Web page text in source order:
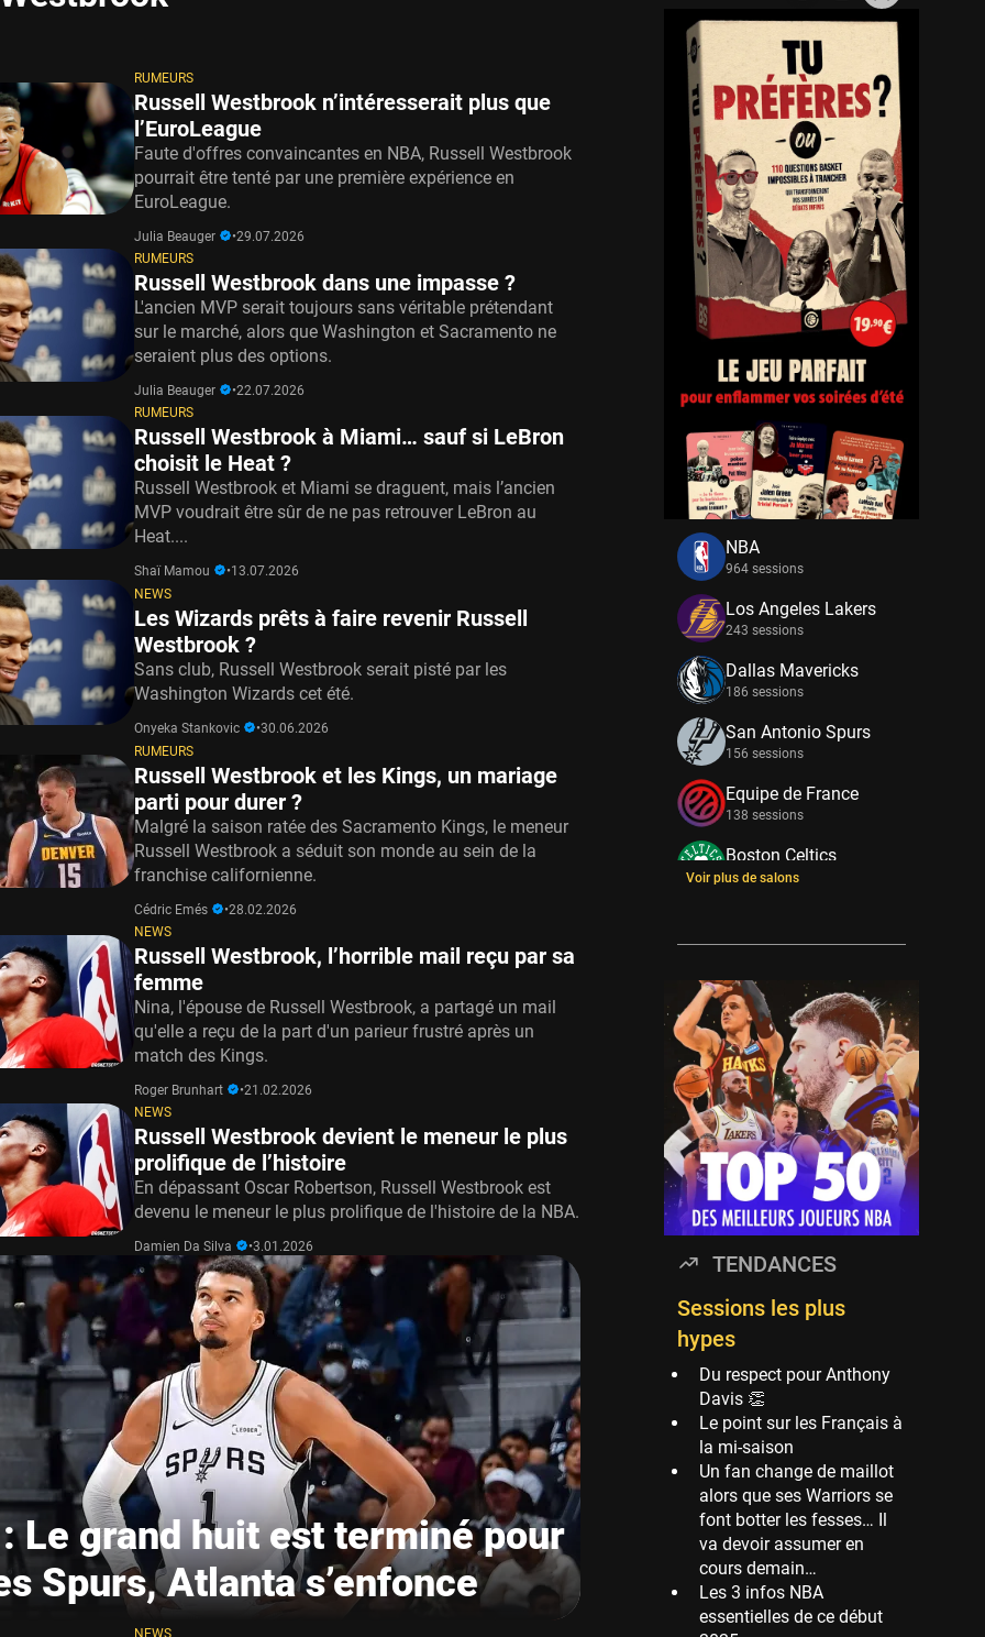
RUMEURS
Russell Westbrook n’intéresserait plus que
l’EuroLeague
Faute d'offres convaincantes en NBA, Russell Westbrook
pourrait être tenté par une première expérience en
EuroLeague.
Julia Beauger •29.07.2026
RUMEURS
Russell Westbrook dans une impasse ?
L'ancien MVP serait toujours sans véritable prétendant
sur le marché, alors que Washington et Sacramento ne
seraient plus des options.
Julia Beauger •22.07.2026
RUMEURS
Russell Westbrook à Miami… sauf si LeBron
choisit le Heat ?
Russell Westbrook et Miami se draguent, mais l’ancien
MVP voudrait être sûr de ne pas retrouver LeBron au
Heat....
Shaï Mamou •13.07.2026
NEWS
Les Wizards prêts à faire revenir Russell
Westbrook ?
Sans club, Russell Westbrook serait pisté par les
Washington Wizards cet été.
Onyeka Stankovic •30.06.2026
RUMEURS
Russell Westbrook et les Kings, un mariage
parti pour durer ?
Malgré la saison ratée des Sacramento Kings, le meneur
Russell Westbrook a séduit son monde au sein de la
franchise californienne.
Cédric Emés •28.02.2026
NEWS
Russell Westbrook, l’horrible mail reçu par sa
femme
Nina, l'épouse de Russell Westbrook, a partagé un mail
qu'elle a reçu de la part d'un parieur frustré après un
match des Kings.
Roger Brunhart •21.02.2026
NEWS
Russell Westbrook devient le meneur le plus
prolifique de l’histoire
En dépassant Oscar Robertson, Russell Westbrook est
devenu le meneur le plus prolifique de l'histoire de la NBA.
Damien Da Silva •3.01.2026
: Le grand huit est terminé pour
Spurs, Atlanta s’enfonce
NEWS
NBA
964 sessions
Los Angeles Lakers
243 sessions
Dallas Mavericks
186 sessions
San Antonio Spurs
156 sessions
Equipe de France
138 sessions
Boston Celtics
133 sessions
Minnesota
Timberwolves
114 sessions
Golden State Warriors
113 sessions
Denver Nuggets
106 sessions
WNBA
97 sessions
Philadelphia Sixers
89 sessions
Milwaukee Bucks
Hoop Culture
73 sessions
Oklahoma City
Thunder
69 sessions
Phoenix Suns
69 sessions
Miami Heat
63 sessions
Los Angeles Clippers
Voir plus de salons
TENDANCES
Sessions les plus
hypes
Du respect pour Anthony
Davis 👏
Le point sur les Français à
la mi-saison
Un fan change de maillot
alors que ses Warriors se
font botter les fesses… Il
va devoir assumer en
cours demain…
Les 3 infos NBA
essentielles de ce début